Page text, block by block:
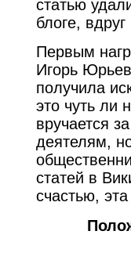
статью
блоге,
Первым
Игорь
получила
это чуть ли
вручается
деятелям,
статей в
счастью,